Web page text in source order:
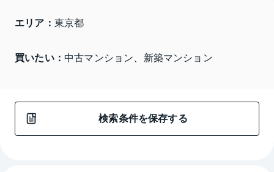
エリア： 東京都
買いたい： 中古マンション、新築マンション
検索条件を保存する